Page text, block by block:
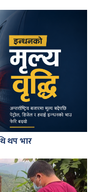
थप भार